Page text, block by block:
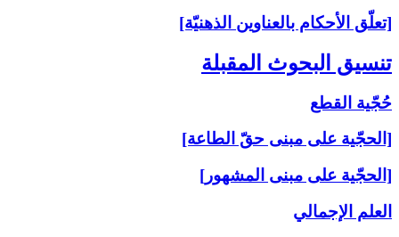
[تعلّق الأحكام بالعناوين الذهنيّة]
تنسيق البحوث المقبلة
حُجّية القطع
[الحجّية على مبنى حقّ الطاعة]
[الحجّية على مبنى المشهور]
العلم الإجمالي